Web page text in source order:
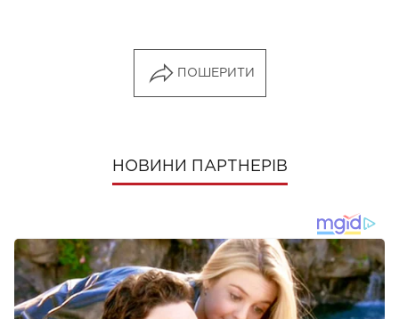
ПОШЕРИТИ
НОВИНИ ПАРТНЕРІВ